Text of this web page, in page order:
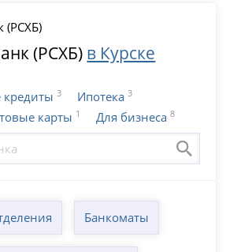
(РСХБ) в Курске
кредиты 3 Ипотека 3
карты 1 Для бизнеса 8
Банкоматы